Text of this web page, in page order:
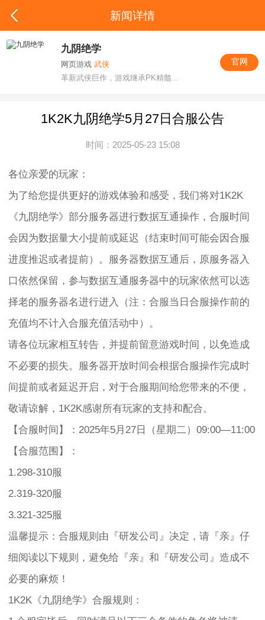
新闻详情
九阴绝学
网页游戏武侠
革新武侠巨作，游戏继承PK精髓...
官网
1K2K九阴绝学5月27日合服公告
时间：2025-05-23 15:08
各位亲爱的玩家：
为了给您提供更好的游戏体验和感受，我们将对1K2K
《九阴绝学》部分服务器进行数据互通操作，合服时间
会因为数据量大小提前或延迟（结束时间可能会因合服
进度推迟或者提前）。服务器数据互通后，原服务器入
口依然保留，参与数据互通服务器中的玩家依然可以选
择老的服务器名进行进入（注：合服当日合服操作前的
充值均不计入合服充值活动中）。
请各位玩家相互转告，并提前留意游戏时间，以免造成
不必要的损失。服务器开放时间会根据合服操作完成时
间提前或者延迟开启，对于合服期间给您带来的不便，
敬请谅解，1K2K感谢所有玩家的支持和配合。
【合服时间】：2025年5月27日（星期二）09:00—11:00
【合服范围】：
1.298-310服
2.319-320服
3.321-325服
温馨提示：合服规则由『研发公司』决定，请『亲』仔
细阅读以下规则，避免给『亲』和『研发公司』造成不
必要的麻烦！
1K2K《九阴绝学》合服规则：